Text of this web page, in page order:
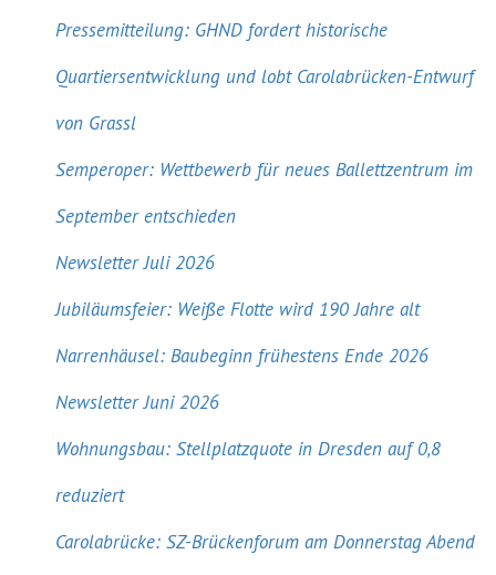
Pressemitteilung: GHND fordert historische
Quartiersentwicklung und lobt Carolabrücken-Entwurf
von Grassl
Semperoper: Wettbewerb für neues Ballettzentrum im
September entschieden
Newsletter Juli 2026
Jubiläumsfeier: Weiße Flotte wird 190 Jahre alt
Narrenhäusel: Baubeginn frühestens Ende 2026
Newsletter Juni 2026
Wohnungsbau: Stellplatzquote in Dresden auf 0,8
reduziert
Carolabrücke: SZ-Brückenforum am Donnerstag Abend